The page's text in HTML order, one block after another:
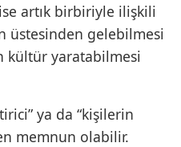
artık birbiriyle ilişkili
üstesinden gelebilmesi
kültür yaratabilmesi
ya da “kişilerin
memnun olabilir.